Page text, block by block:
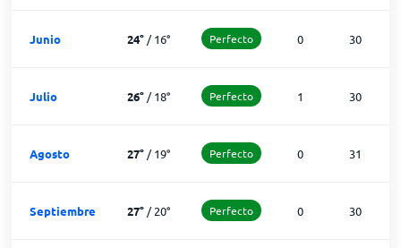
Junio 24° /16° Perfecto 0 30
Julio 26° /18° Perfecto 1 30
Agosto 27° /19° Perfecto 0 31
Septiembre 27° /20° Perfecto 0 30